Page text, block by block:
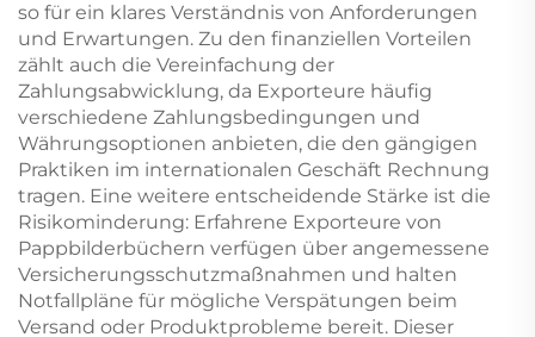
so für ein klares Verständnis von Anforderungen
und Erwartungen. Zu den finanziellen Vorteilen
zählt auch die Vereinfachung der
Zahlungsabwicklung, da Exporteure häufig
verschiedene Zahlungsbedingungen und
Währungsoptionen anbieten, die den gängigen
Praktiken im internationalen Geschäft Rechnung
tragen. Eine weitere entscheidende Stärke ist die
Risikominderung: Erfahrene Exporteure von
Pappbilderbüchern verfügen über angemessene
Versicherungsschutzmaßnahmen und halten
Notfallpläne für mögliche Verspätungen beim
Versand oder Produktprobleme bereit. Dieser